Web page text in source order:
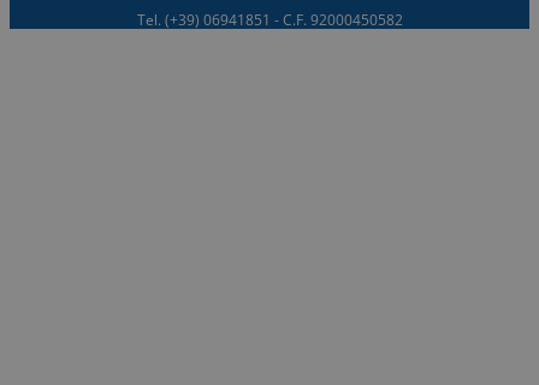
Tel. (+39) 06941851 - C.F. 92000450582